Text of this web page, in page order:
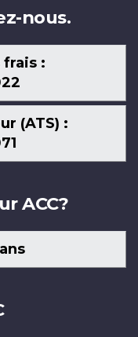
nous.
frais :
(ATS) :
ACC?